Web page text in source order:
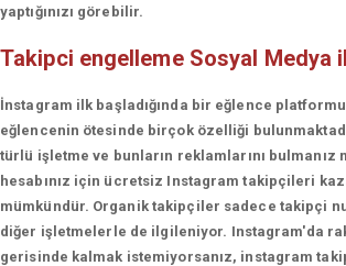
yaptığınızı görebilir.
Takipci engelleme Sosyal Medya
İnstagram ilk başladığında bir eğlence
eğlencenin ötesinde birçok özelliği
türlü işletme ve bunların reklamlarını bulmanız
hesabınız için ücretsiz Instagram takipçileri
mümkündür. Organik takipçiler sadece takipçi
diğer işletmelerle de ilgileniyor. Instagram'da
gerisinde kalmak istemiyorsanız, instagram